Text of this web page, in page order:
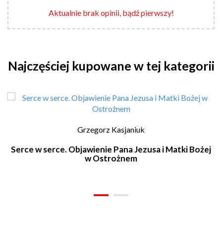
Aktualnie brak opinii, bądź pierwszy!
Najczęściej kupowane w tej kategorii
Grzegorz Kasjaniuk
Serce w serce. Objawienie Pana Jezusa i Matki Bożej
w Ostrożnem